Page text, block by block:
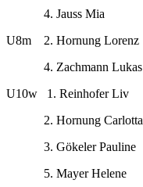
4. Jauss Mia
U8m 2. Hornung Lorenz
4. Zachmann Lukas
U10w 1. Reinhofer Liv
2. Hornung Carlotta
3. Gökeler Pauline
5. Mayer Helene